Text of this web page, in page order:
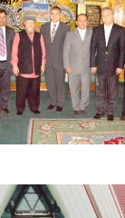
4249205
6503
онлайн:
21